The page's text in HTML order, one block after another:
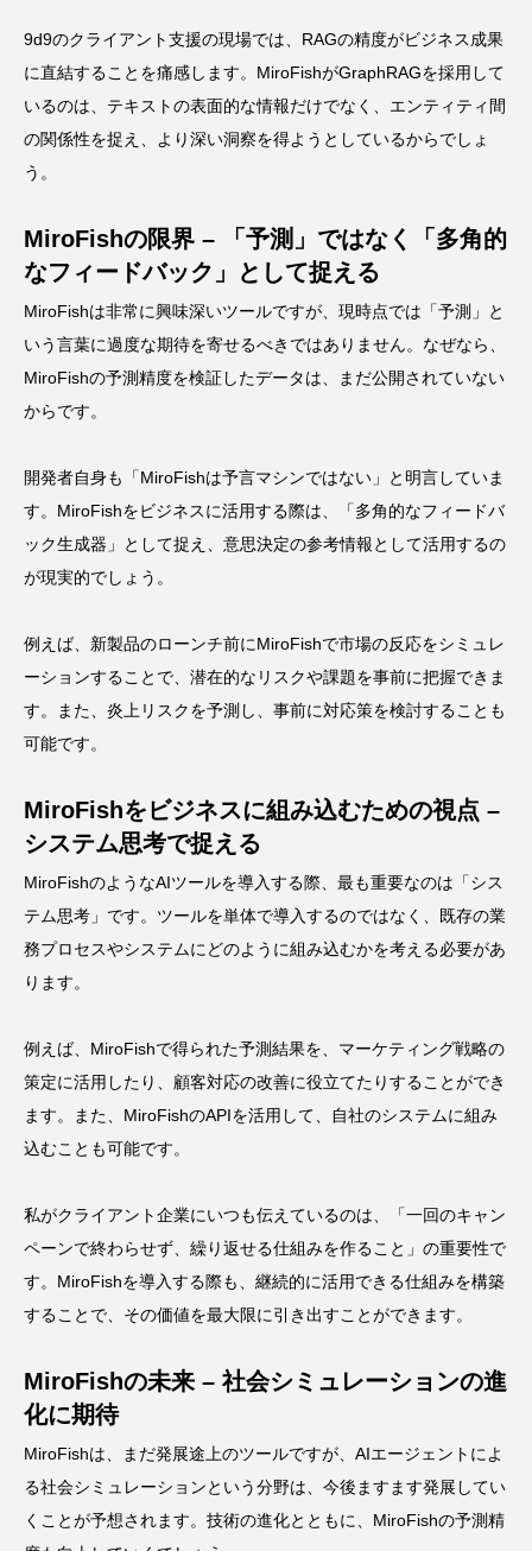
9d9のクライアント支援の現場では、RAGの精度がビジネス成果
に直結することを痛感します。MiroFishがGraphRAGを採用して
いるのは、テキストの表面的な情報だけでなく、エンティティ間
の関係性を捉え、より深い洞察を得ようとしているからでしょ
う。
MiroFishの限界 – 「予測」ではなく「多角的
なフィードバック」として捉える
MiroFishは非常に興味深いツールですが、現時点では「予測」と
いう言葉に過度な期待を寄せるべきではありません。なぜなら、
MiroFishの予測精度を検証したデータは、まだ公開されていない
からです。
開発者自身も「MiroFishは予言マシンではない」と明言していま
す。MiroFishをビジネスに活用する際は、「多角的なフィードバ
ック生成器」として捉え、意思決定の参考情報として活用するの
が現実的でしょう。
例えば、新製品のローンチ前にMiroFishで市場の反応をシミュレ
ーションすることで、潜在的なリスクや課題を事前に把握できま
す。また、炎上リスクを予測し、事前に対応策を検討することも
可能です。
MiroFishをビジネスに組み込むための視点 –
システム思考で捉える
MiroFishのようなAIツールを導入する際、最も重要なのは「シス
テム思考」です。ツールを単体で導入するのではなく、既存の業
務プロセスやシステムにどのように組み込むかを考える必要があ
ります。
例えば、MiroFishで得られた予測結果を、マーケティング戦略の
策定に活用したり、顧客対応の改善に役立てたりすることができ
ます。また、MiroFishのAPIを活用して、自社のシステムに組み
込むことも可能です。
私がクライアント企業にいつも伝えているのは、「一回のキャン
ペーンで終わらせず、繰り返せる仕組みを作ること」の重要性で
す。MiroFishを導入する際も、継続的に活用できる仕組みを構築
することで、その価値を最大限に引き出すことができます。
MiroFishの未来 – 社会シミュレーションの進
化に期待
MiroFishは、まだ発展途上のツールですが、AIエージェントによ
る社会シミュレーションという分野は、今後ますます発展してい
くことが予想されます。技術の進化とともに、MiroFishの予測精